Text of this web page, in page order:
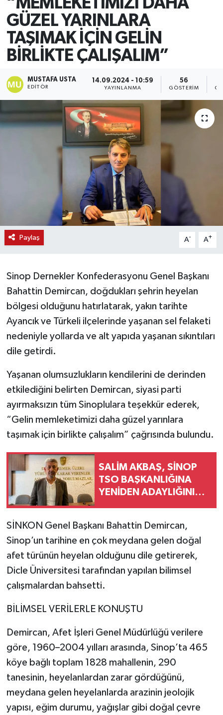
GÜZEL YARINLARA
TAŞIMAK İÇİN GELİN
BİRLİKTE ÇALIŞALIM”
MUSTAFA USTA
EDITÖR
14.09.2024 - 10:59
YAYINLANMA
56
GÖSTERIM
Paylaş A- A+
Sinop Dernekler Konfederasyonu Genel Başkanı
Bahattin Demircan, doğdukları şehrin heyelan
bölgesi olduğunu hatırlatarak, yakın tarihte
Ayancık ve Türkeli ilçelerinde yaşanan sel felaketi
nedeniyle yollarda ve alt yapıda yaşanan sıkıntıları
dile getirdi.
Yaşanan olumsuzlukların kendilerini de derinden
etkilediğini belirten Demircan, siyasi parti
ayırmaksızın tüm Sinoplulara teşekkür ederek,
“Gelin memleketimizi daha güzel yarınlara
taşımak için birlikte çalışalım” çağrısında bulundu.
SALİM AKBAŞ, SİNOP
TSO BAŞKANLIĞINA
YENİDEN ADAYLIĞINI
SİNKON Genel Başkanı Bahattin Demircan,
Sinop’un tarihine en çok meydana gelen doğal
afet türünün heyelan olduğunu dile getirerek,
Dicle Üniversitesi tarafından yapılan bilimsel
çalışmalardan bahsetti.
BİLİMSEL VERİLERLE KONUŞTU
Demircan, Afet İşleri Genel Müdürlüğü verilere
göre, 1960–2004 yılları arasında, Sinop’ta 465
köye bağlı toplam 1828 mahallenin, 290
tanesinin, heyelanlardan zarar gördüğünü,
meydana gelen heyelanlarda arazinin jeolojik
yapısı, eğim durumu, yağışlar gibi doğal çevre